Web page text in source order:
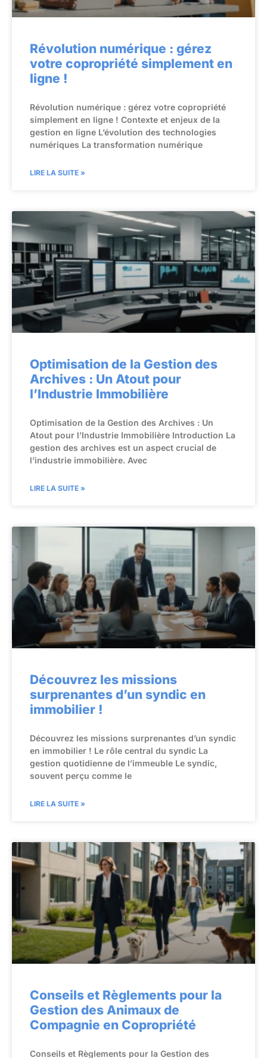
Révolution numérique : gérez
votre copropriété simplement en
ligne !
Révolution numérique : gérez votre copropriété
simplement en ligne ! Contexte et enjeux de la
gestion en ligne L’évolution des technologies
numériques La transformation numérique
LIRE LA SUITE »
Optimisation de la Gestion des
Archives : Un Atout pour
l’Industrie Immobilière
Optimisation de la Gestion des Archives : Un
Atout pour l’Industrie Immobilière Introduction La
gestion des archives est un aspect crucial de
l’industrie immobilière. Avec
LIRE LA SUITE »
Découvrez les missions
surprenantes d’un syndic en
immobilier !
Découvrez les missions surprenantes d’un syndic
en immobilier ! Le rôle central du syndic La
gestion quotidienne de l’immeuble Le syndic,
souvent perçu comme le
LIRE LA SUITE »
Conseils et Règlements pour la
Gestion des Animaux de
Compagnie en Copropriété
Conseils et Règlements pour la Gestion des